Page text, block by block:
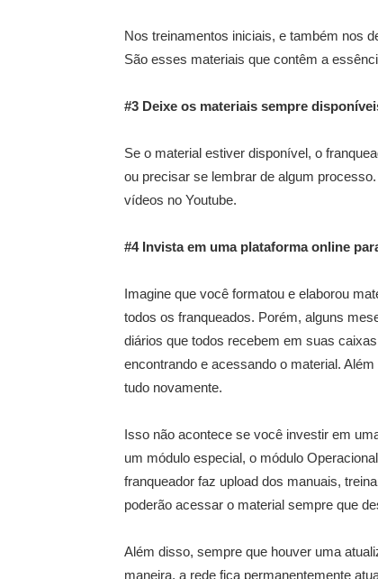
Nos treinamentos iniciais, e também nos
São esses materiais que contêm a
#3 Deixe os materiais sempre
Se o material estiver disponível, o
ou precisar se lembrar de algum
vídeos no Youtube.
#4 Invista em uma plataforma online
Imagine que você formatou e elaborou
todos os franqueados. Porém, alguns
diários que todos recebem em suas
encontrando e acessando o material.
tudo novamente.
Isso não acontece se você investir em
um módulo especial, o módulo
franqueador faz upload dos manuais,
poderão acessar o material sempre que
Além disso, sempre que houver uma
maneira, a rede fica permanentemente